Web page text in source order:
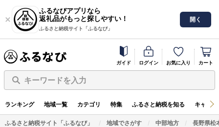
ふるなびアプリなら
返礼品がもっと探しやすい！
ふるさと納税サイト「ふるなび」
開く
ガイド ログイン お気に入り カート
キーワードを入力
ランキング 地域一覧 カテゴリ 特集 ふるさと納税を知る キャン
ふるさと納税サイト「ふるなび」 地域でさがす 中部地方 長野県松